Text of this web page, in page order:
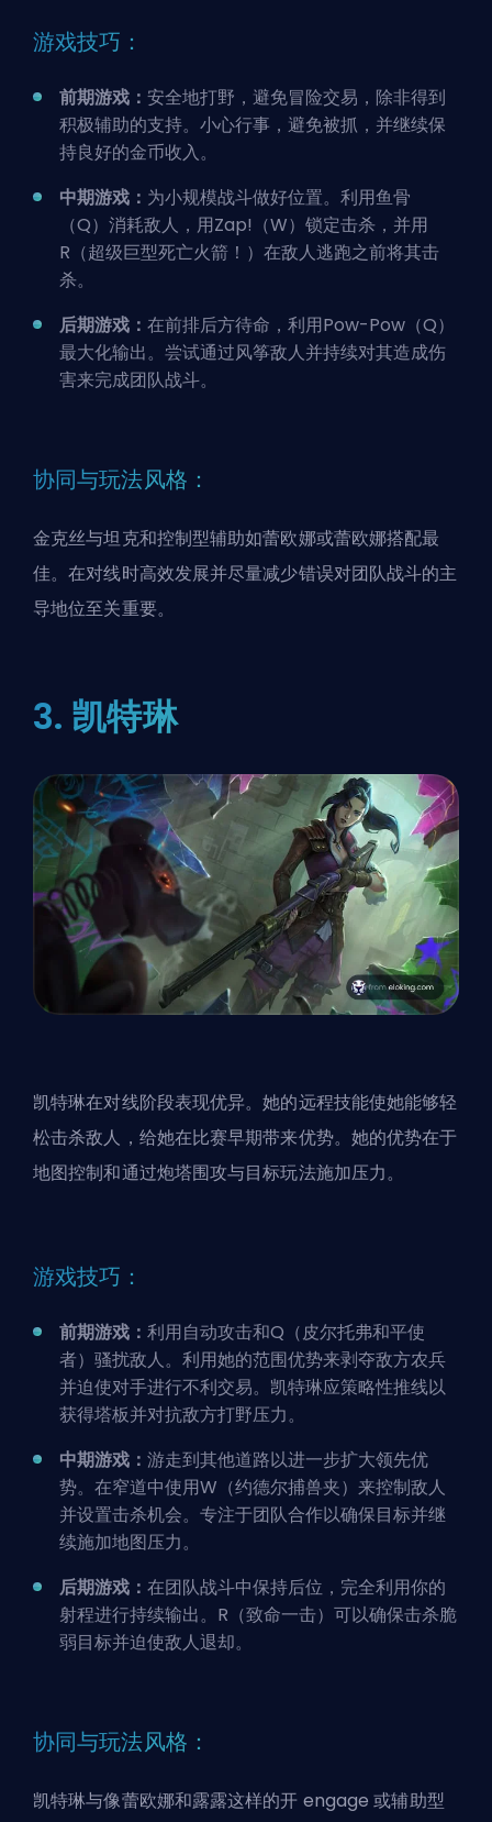
游戏技巧：
前期游戏： 安全地打野 ，避免冒险交易，除非得到
积极辅助的支持。小心行事，避免被抓，并继续保
持良好的金币收入。
中期游戏： 为小规模战斗做好位置。利用鱼骨
（Q）消耗敌人，用Zap!（W）锁定击杀，并用
R（超级巨型死亡火箭！）在敌人逃跑之前将其击
杀。
后期游戏： 在前排后方待命，利用Pow-Pow（Q）
最大化输出。尝试通过风筝敌人并持续对其造成伤
害来完成团队战斗。
协同与玩法风格：
金克丝与坦克和控制型辅助如蕾欧娜或蕾欧娜搭配最
佳。在对线时高效发展并尽量减少错误对团队战斗的主
导地位至关重要。
3. 凯特琳
凯特琳在对线阶段表现优异。她的远程技能使她能够轻
松击杀敌人，给她在比赛早期带来优势。她的优势在于
地图控制和通过炮塔围攻与目标玩法施加压力。
游戏技巧：
前期游戏： 利用自动攻击和Q（皮尔托弗和平使
者）骚扰敌人。利用她的范围优势来剥夺敌方农兵
并迫使对手进行不利交易。凯特琳应策略性推线以
获得塔板并对抗敌方打野压力。
中期游戏： 游走到其他道路以进一步扩大领先优
势。在窄道中使用W（约德尔捕兽夹）来控制敌人
并设置击杀机会。专注于团队合作以确保目标并继
续施加地图压力。
后期游戏： 在团队战斗中保持后位，完全利用你的
射程进行持续输出。R（致命一击）可以确保击杀脆
弱目标并迫使敌人退却。
协同与玩法风格：
凯特琳与像蕾欧娜和露露这样的开 engage 或辅助型